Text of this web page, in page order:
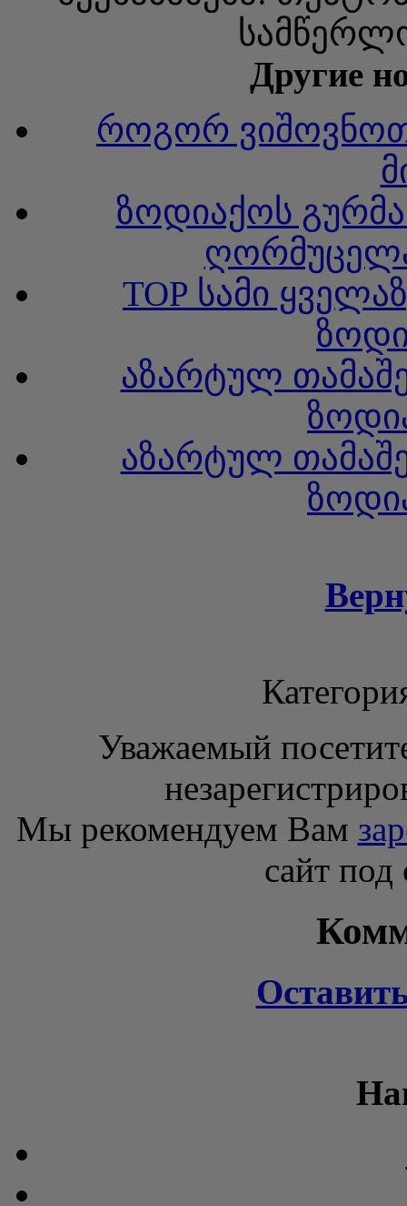
Другие
როგორ
ზოდიაქოს
TOP სამი
აზარტულ
აზარტულ
Уважаемый
Мы рекомендуем Вам
сайт